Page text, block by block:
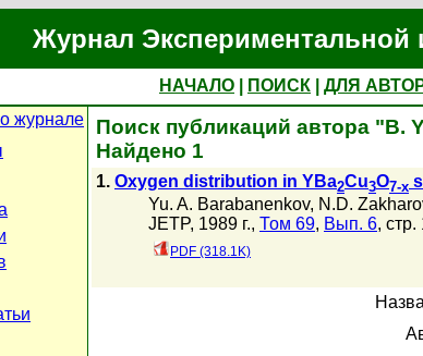
Журнал Экспериментальной
НАЧАЛО ПОИСК ДЛЯ
журнале
Поиск публикаций автора "B.
Найдено 1
1. Oxygen distribution in YBa2Cu3O7-x
Yu. A. Barabanenkov, N.D.
JETP, 1989 г., Том 69, Вып. 6, стр.
PDF (318.1K)